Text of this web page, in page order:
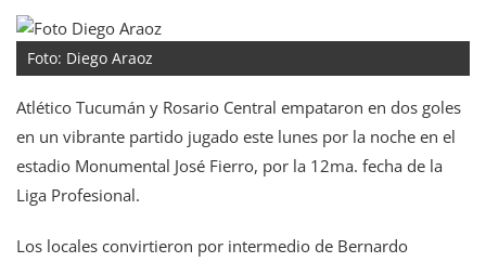
Foto: Diego Araoz
Atlético Tucumán y Rosario Central empataron en dos goles
en un vibrante partido jugado este lunes por la noche en el
estadio Monumental José Fierro, por la 12ma. fecha de la
Liga Profesional.
Los locales convirtieron por intermedio de Bernardo